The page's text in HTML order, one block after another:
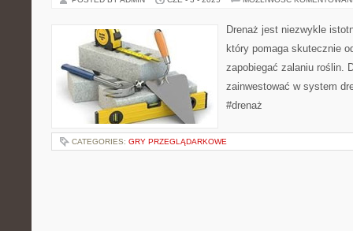
Drenaż jest niezwykle
który pomaga skutecznie
zapobiegać zalaniu roślin.
zainwestować w system
#drenaż
CATEGORIES: GRY PRZEGLĄDARKOWE